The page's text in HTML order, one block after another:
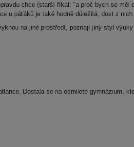
chce (starší říkal: "a proč bych se
u páťáků je také hodně důležitá, dost z
na jiné prostředí, poznají jiný styl
Dostala se na osmileté gymnázium,